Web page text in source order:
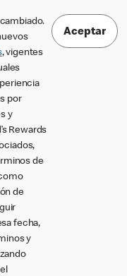
, vigentes
por
y
Rewards
de
de
fecha,
y
Aceptar